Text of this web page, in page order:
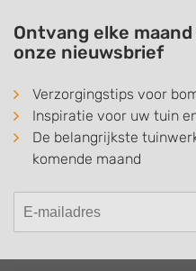
Ontvang elke
onze nieuwsbrief
Verzorgingstips voor
Inspiratie voor uw tuin
De belangrijkste
komende maand